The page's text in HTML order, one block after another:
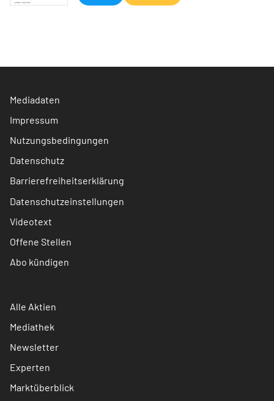
Mediadaten
Impressum
Nutzungsbedingungen
Datenschutz
Barrierefreiheitserklärung
Datenschutzeinstellungen
Videotext
Offene Stellen
Abo kündigen
Alle Aktien
Mediathek
Newsletter
Experten
Marktüberblick